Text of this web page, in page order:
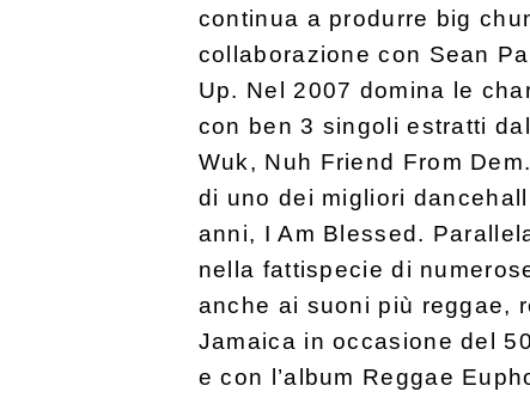
continua a produrre big
collaborazione con Sean
Up. Nel 2007 domina le
con ben 3 singoli estratti
Wuk, Nuh Friend From
di uno dei migliori
anni, I Am Blessed.
nella fattispecie di
anche ai suoni più reggae,
Jamaica in occasione del
e con l’album Reggae